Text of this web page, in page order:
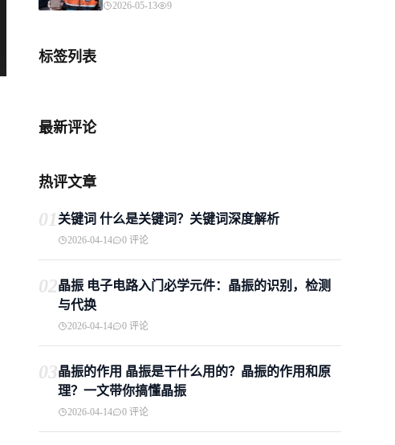
2026-05-13 9
标签列表
最新评论
热评文章
01关键词 什么是关键词？关键词深度解析
2026-04-14 0 评论
02晶振 电子电路入门必学元件：晶振的识别，检测
与代换
2026-04-14 0 评论
03晶振的作用 晶振是干什么用的？晶振的作用和原
理？一文带你搞懂晶振
2026-04-14 0 评论